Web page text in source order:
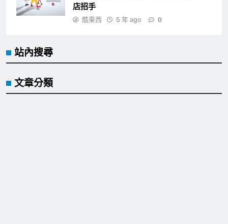
店招手
酷東西 5 年 ago 0
站內搜尋
文章分類